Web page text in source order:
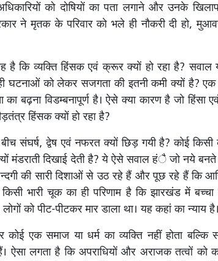
को दोषियों का पता लगाने और उनके
ने मृतक के परिवार को भले ही नौकरी दी हो,
है कि व्यक्ति हिंसक एवं क्रूर क्यों हो रहा है? सवाल
घटनाओं को लेकर सजगता की इतनी कमी क्यों है?
का बढ़ना विडम्बनापूर्ण है। ऐसे क्या कारण है जो हिंसा
हिंसक क्यों हो रहा है?
संघर्ष, द्वेष एवं नफरत क्यों छिड़ गयी है? कोई किसी
मंडराती दिखाई देती है? ये ऐसे सवाल हंै जो नये
की सारी दिशाओं से उठ रहे हैं और पूछ रहे हैं कि
भारी चूक का ही परिणाम है कि झारखंड में
को पीट-पीटकर मार डाला था। यह कहां का न्याय
कोई एक समाज या धर्म का व्यक्ति नहीं होता
ऐसा लगता है कि अपराधियों और अराजक तत्वों को